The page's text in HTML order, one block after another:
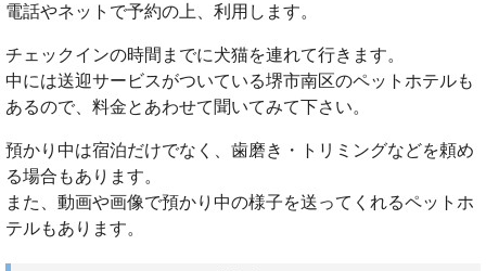
電話やネットで予約の上、利用します。
チェックインの時間までに犬猫を連れて行きます。
中には送迎サービスがついている堺市南区のペットホテルも
あるので、料金とあわせて聞いてみて下さい。
預かり中は宿泊だけでなく、歯磨き・トリミングなどを頼め
る場合もあります。
また、動画や画像で預かり中の様子を送ってくれるペットホ
テルもあります。